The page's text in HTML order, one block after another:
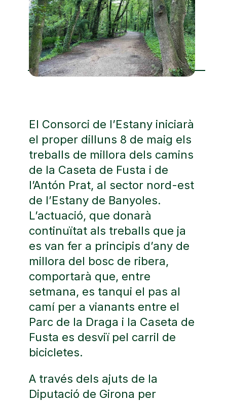
El Consorci de l’Estany iniciarà
el proper dilluns 8 de maig els
treballs de millora dels camins
de la Caseta de Fusta i de
l’Antón Prat, al sector nord-est
de l’Estany de Banyoles.
L’actuació, que donarà
continuïtat als treballs que ja
es van fer a principis d’any de
millora del bosc de ribera,
comportarà que, entre
setmana, es tanqui el pas al
camí per a vianants entre el
Parc de la Draga i la Caseta de
Fusta es desviï pel carril de
bicicletes.
A través dels ajuts de la
Diputació de Girona per